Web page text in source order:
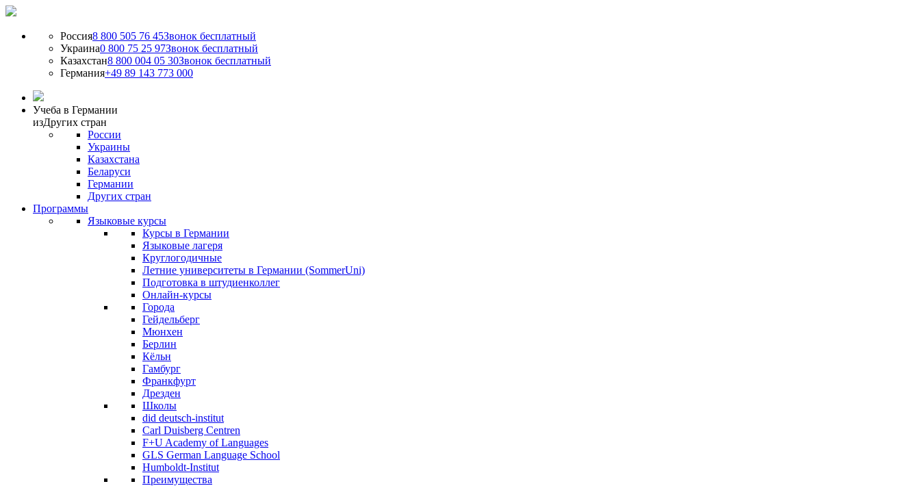
Россия8 800 505 76 45Звонок бесплатный
Украина0 800 75 25 97Звонок бесплатный
Казахстан8 800 004 05 30Звонок бесплатный
Германия+49 89 143 773 000
Учеба в Германии
изДругих стран
России
Украины
Казахстана
Беларуси
Германии
Других стран
Программы
Языковые курсы
Курсы в Германии
Языковые лагеря
Круглогодичные
Летние университеты в Германии (SommerUni)
Подготовка в штудиенколлег
Онлайн-курсы
Города
Гейдельберг
Мюнхен
Берлин
Кёльн
Гамбург
Франкфурт
Дрезден
Школы
did deutsch-institut
Carl Duisberg Centren
F+U Academy of Languages
GLS German Language School
Humboldt-Institut
Преимущества